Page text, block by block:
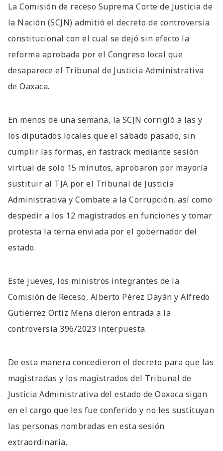
La Comisión de receso Suprema Corte de Justicia de
la Nación (SCJN) admitió el decreto de controversia
constitucional con el cual se dejó sin efecto la
reforma aprobada por el Congreso local que
desaparece el Tribunal de Justicia Administrativa
de Oaxaca.
En menos de una semana, la SCJN corrigió a las y
los diputados locales que el sábado pasado, sin
cumplir las formas, en fastrack mediante sesión
virtual de solo 15 minutos, aprobaron por mayoría
sustituir al TJA por el Tribunal de Justicia
Administrativa y Combate a la Corrupción, así como
despedir a los 12 magistrados en funciones y tomar
protesta la terna enviada por el gobernador del
estado.
Este jueves, los ministros integrantes de la
Comisión de Receso, Alberto Pérez Dayán y Alfredo
Gutiérrez Ortiz Mena dieron entrada a la
controversia 396/2023 interpuesta.
De esta manera concedieron el decreto para que las
magistradas y los magistrados del Tribunal de
Justicia Administrativa del estado de Oaxaca sigan
en el cargo que les fue conferido y no les sustituyan
las personas nombradas en esta sesión
extraordinaria.